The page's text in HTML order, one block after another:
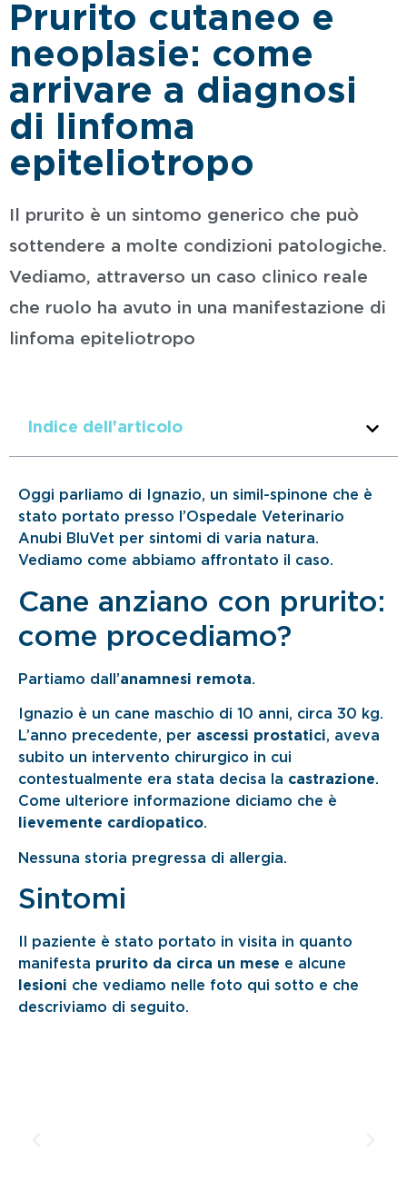
Prurito cutaneo e
neoplasie: come
arrivare a diagnosi
di linfoma
epiteliotropo
Il prurito è un sintomo generico che può
sottendere a molte condizioni patologiche.
Vediamo, attraverso un caso clinico reale
che ruolo ha avuto in una manifestazione di
linfoma epiteliotropo
Indice dell'articolo
Oggi parliamo di Ignazio, un simil-spinone che è
stato portato presso l’Ospedale Veterinario
Anubi BluVet per sintomi di varia natura.
Vediamo come abbiamo affrontato il caso.
Cane anziano con prurito:
come procediamo?
Partiamo dall’anamnesi remota.
Ignazio è un cane maschio di 10 anni, circa 30 kg.
L’anno precedente, per ascessi prostatici, aveva
subito un intervento chirurgico in cui
contestualmente era stata decisa la castrazione.
Come ulteriore informazione diciamo che è
lievemente cardiopatico.
Nessuna storia pregressa di allergia.
Sintomi
Il paziente è stato portato in visita in quanto
manifesta prurito da circa un mese e alcune
lesioni che vediamo nelle foto qui sotto e che
descriviamo di seguito.